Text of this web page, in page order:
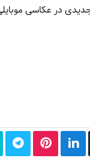
جدیدی در عکاسی